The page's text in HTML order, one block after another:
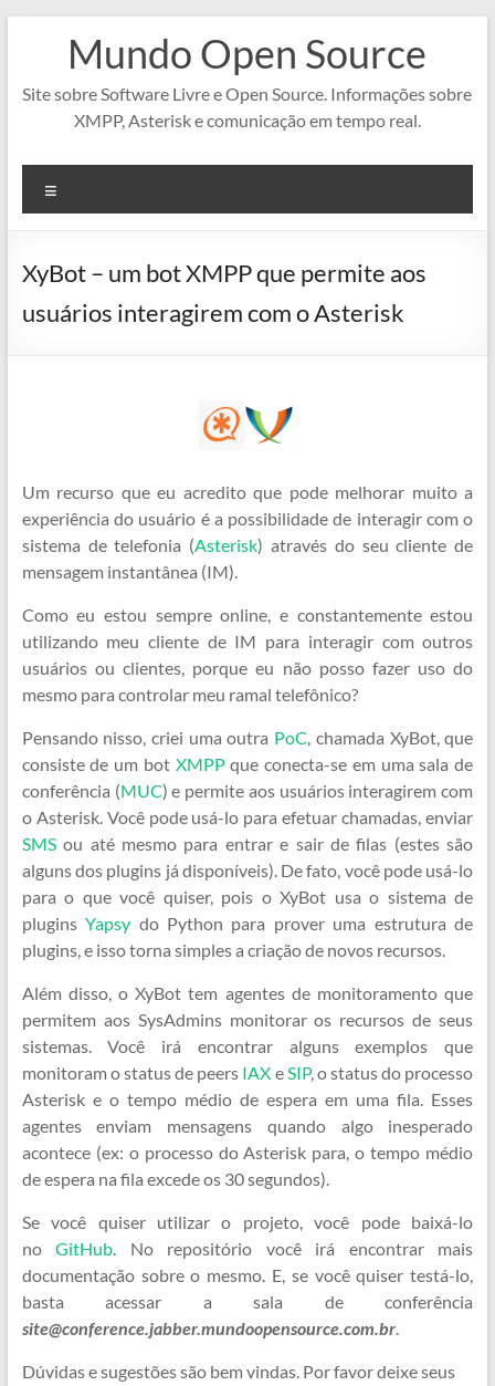
conteúdo
Mundo Open Source
Site sobre Software Livre e Open Source. Informações sobre
XMPP, Asterisk e comunicação em tempo real.
XyBot – um bot XMPP que permite aos
usuários interagirem com o Asterisk
Um recurso que eu acredito que pode melhorar muito a
experiência do usuário é a possibilidade de interagir com o
sistema de telefonia (Asterisk) através do seu cliente de
mensagem instantânea (IM).
Como eu estou sempre online, e constantemente estou
utilizando meu cliente de IM para interagir com outros
usuários ou clientes, porque eu não posso fazer uso do
mesmo para controlar meu ramal telefônico?
Pensando nisso, criei uma outra PoC, chamada XyBot, que
consiste de um bot XMPPque conecta-se em uma sala de
conferência (MUC) e permite aos usuários interagirem com
o Asterisk. Você pode usá-lo para efetuar chamadas, enviar
SMSou até mesmo para entrar e sair de filas (estes são
alguns dos plugins já disponíveis). De fato, você pode usá-lo
para o que você quiser, pois o XyBot usa o sistema de
pluginsYapsy do Python para prover uma estrutura de
plugins, e isso torna simples a criação de novos recursos.
Além disso, o XyBot tem agentes de monitoramento que
permitem aos SysAdmins monitorar os recursos de seus
sistemas. Você irá encontrar alguns exemplos que
monitoram o status de peers IAX eSIP, o status do processo
Asterisk e o tempo médio de espera em uma fila. Esses
agentes enviam mensagens quando algo inesperado
acontece (ex: o processo do Asterisk para, o tempo médio
de espera na fila excede os 30 segundos).
Se você quiser utilizar o projeto, você pode baixá-lo
noGitHub. No repositório você irá encontrar mais
documentação sobre o mesmo. E, se você quiser testá-lo,
basta acessar a sala de conferência
site@conference.jabber.mundoopensource.com.br.
Dúvidas e sugestões são bem vindas. Por favor deixe seus